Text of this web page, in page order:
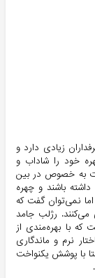
زیادی دارد و
خود را شاداب و
به خصوص در بین
باشند و چهره
اما نمی‌توان گفت که
رژلب جامد
که با بهره‌مندی از
نرم و ماندگاری
با پوشش یکنواخت